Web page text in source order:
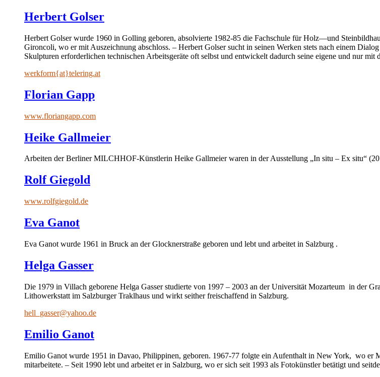
Herbert Golser
Herbert Golser wurde 1960 in Golling geboren, absolvierte 1982-85 die Fachschule für Holz―und
Gironcoli, wo er mit Auszeichnung abschloss. – Herbert Golser sucht in seinen Werken stets nach einem
Skulpturen erforderlichen technischen Arbeitsgeräte oft selbst und entwickelt dadurch seine eigene und nur
werkform{at}telering.at
Florian Gapp
www.floriangapp.com
Heike Gallmeier
Arbeiten der Berliner MILCHHOF-Künstlerin Heike Gallmeier waren in der Ausstellung „In situ – Ex situ“
Rolf Giegold
www.rolfgiegold.de
Eva Ganot
Eva Ganot wurde 1961 in Bruck an der Glocknerstraße geboren und lebt und arbeitet in Salzburg .
Helga Gasser
Die 1979 in Villach geborene Helga Gasser studierte von 1997 – 2003 an der Universität Mozarteum in der
Lithowerkstatt im Salzburger Traklhaus und wirkt seither freischaffend in Salzburg.
hell_gasser@yahoo.de
Emilio Ganot
Emilio Ganot wurde 1951 in Davao, Philippinen, geboren. 1967-77 folgte ein Aufenthalt in New York, wo er
mitarbeitete. – Seit 1990 lebt und arbeitet er in Salzburg, wo er sich seit 1993 als Fotokünstler betätigt und